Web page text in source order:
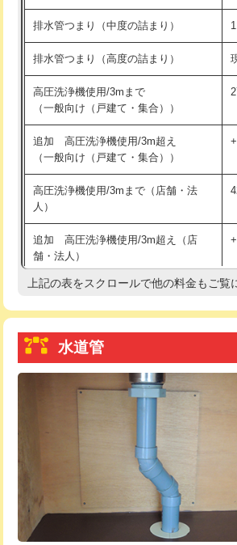
持込商品取付（浄水器・分岐水栓）
給水管工事※（ホール加工)
給水管工事※（バンド止め)
給水管工事※（支持金具設置)
給水管工事※（保温材使用（バンド止
め込み）)
給水管工事※（土の掘削・埋め戻し作
業)
給水管工事※（塩ビ管（VP・HI）使
用/3ｍまで)
給水管工事※（塩ビ管（VP・HI）使
給水管工事※（ライニング鋼管・銅
管・ポリ管・HT管使用/3ｍまで)
給水管工事※（ライニング鋼管・銅
管・ポリ管・HT管使用/3ｍ超え)
排水管工事（土の掘削・埋め戻し作
排水管工事（排水管工事/3ｍまで）
排水管工事（追加 排水管工事/3ｍ超
排水管つまり（中度の詰まり）
排水管つまり（高度の詰まり）
高圧洗浄機使用/3mまで
（一般向け（戸建て・集合））
追加 高圧洗浄機使用/3m超え
（一般向け（戸建て・集合））
高圧洗浄機使用/3mまで（店舗・法
人）
追加 高圧洗浄機使用/3m超え（店
舗・法人）
高度高圧洗浄換
トーラー機使用/3mまで
追加トーラー機使用/3m超え
止水・漏水調査・防水処理・清掃・修
理・調整・分解・加工など（軽作業）
止水・漏水調査・防水処理・清掃・修
上記の表をスクロールで他の料金もご覧
水道管